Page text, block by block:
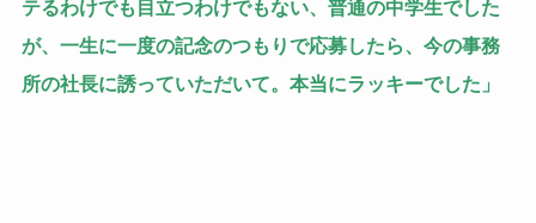
テるわけでも目立つわけでもない、普通の中学生でした
が、一生に一度の記念のつもりで応募したら、今の事務
所の社長に誘っていただいて。本当にラッキーでした」